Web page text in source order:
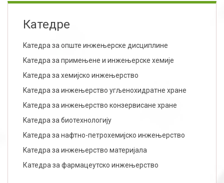
Катедре
Kатедра за опште инжењерске дисциплине
Kатедра за примењене и инжењерске хемије
Kатедра за хемијско инжењерство
Kатедра за инжењерство угљенохидратне хране
Kатедра за инжењерство конзервисане хране
Kатедра за биотехнологију
Kатедра за нафтно-петрохемијско инжењерство
Kатедра за инжењерство материјала
Катедра за фармацеутско инжењерство